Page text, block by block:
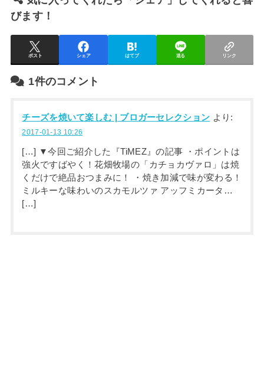
びます！
ポスト シェア はてブ 送る リンク
1件のコメント
チーズを焼いて楽しむ | ブロガーセレクション より:
2017-01-13 10:26
[…] ▼今回ご紹介した『TiMEZ』の記事 ・ポイントは
強火ですばやく！花畑牧場の「カチョカヴァロ」は焼
くだけで絶品おつまみに！ ・焼き加減で味が変わる！
ミルキーな味わいのスカモルツァ アッフミカータ…
[…]